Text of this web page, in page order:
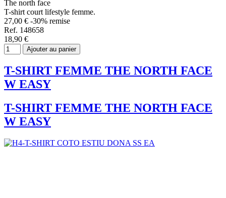
The north face
T-shirt court lifestyle femme.
27,00 € -30% remise
Ref. 148658
18,90 €
Ajouter au panier
T-SHIRT FEMME THE NORTH FACE
W EASY
T-SHIRT FEMME THE NORTH FACE
W EASY